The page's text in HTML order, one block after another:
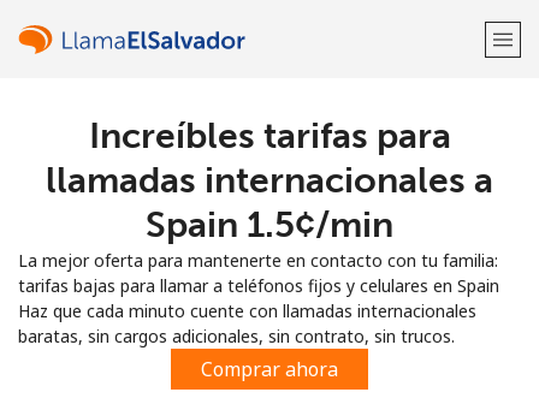
¡Bienvenido!
Regístrate con
Increíbles tarifas para
llamadas internacionales a
Spain ⁦1.5¢⁩/min
La mejor oferta para mantenerte en contacto con tu familia:
tarifas bajas para llamar a teléfonos fijos y celulares en Spain
Haz que cada minuto cuente con llamadas internacionales
baratas, sin cargos adicionales, sin contrato, sin trucos.
Comprar ahora